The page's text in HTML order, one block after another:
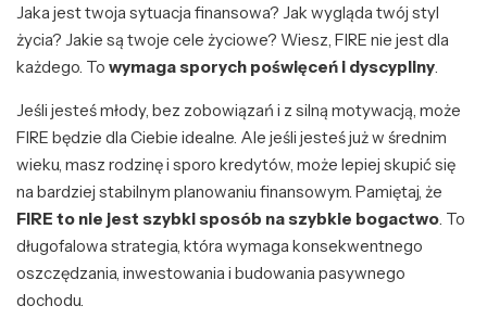
Jaka jest twoja sytuacja finansowa? Jak wygląda twój styl
życia? Jakie są twoje cele życiowe? Wiesz, FIRE nie jest dla
każdego. To wymaga sporych poświęceń i dyscypliny.
Jeśli jesteś młody, bez zobowiązań i z silną motywacją, może
FIRE będzie dla Ciebie idealne. Ale jeśli jesteś już w średnim
wieku, masz rodzinę i sporo kredytów, może lepiej skupić się
na bardziej stabilnym planowaniu finansowym. Pamiętaj, że
FIRE to nie jest szybki sposób na szybkie bogactwo. To
długofalowa strategia, która wymaga konsekwentnego
oszczędzania, inwestowania i budowania pasywnego
dochodu.